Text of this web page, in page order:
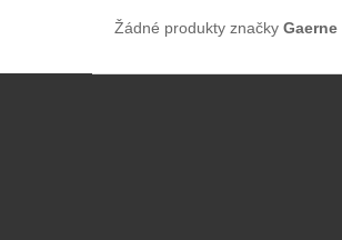
Žádné produkty značky Gaerne